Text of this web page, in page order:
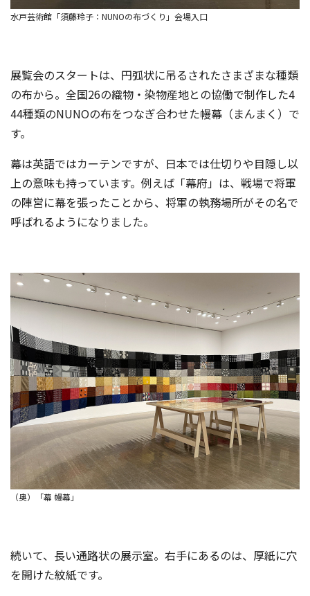
水戸芸術館「須藤玲子：NUNOの布づくり」会場入口
展覧会のスタートは、円弧状に吊るされたさまざまな種類
の布から。全国26の織物・染物産地との協働で制作した4
44種類のNUNOの布をつなぎ合わせた幔幕（まんまく）で
す。
幕は英語ではカーテンですが、日本では仕切りや目隠し以
上の意味も持っています。例えば「幕府」は、戦場で将軍
の陣営に幕を張ったことから、将軍の執務場所がその名で
呼ばれるようになりました。
（奥）「幕 幔幕」
続いて、長い通路状の展示室。右手にあるのは、厚紙に穴
を開けた紋紙です。